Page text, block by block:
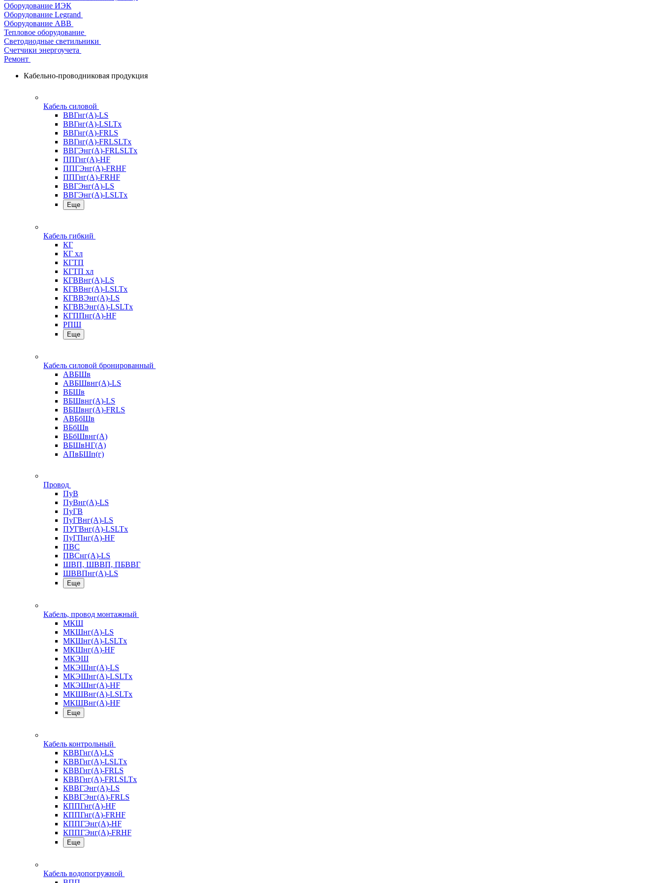
Оборудование ИЭК
Оборудование Legrand
Оборудование АВВ
Тепловое оборудование
Светодиодные светильники
Счетчики энергоучета
Ремонт
Кабельно-проводниковая продукция
Кабель силовой
ВВГнг(А)-LS
ВВГнг(А)-LSLTx
ВВГнг(А)-FRLS
ВВГнг(А)-FRLSLTx
ВВГЭнг(А)-FRLSLTx
ППГнг(А)-HF
ППГЭнг(А)-FRHF
ППГнг(А)-FRHF
ВВГЭнг(А)-LS
ВВГЭнг(А)-LSLTx
Еще
Кабель гибкий
КГ
КГ хл
КГТП
КГТП хл
КГВВнг(А)-LS
КГВВнг(А)-LSLTx
КГВВЭнг(А)-LS
КГВВЭнг(А)-LSLTx
КГППнг(А)-HF
РПШ
Еще
Кабель силовой бронированный
АВБШв
АВБШвнг(А)-LS
ВБШв
ВБШвнг(А)-LS
ВБШвнг(А)-FRLS
АВБбШв
ВБбШв
ВБбШвнг(А)
ВБШвНГ(А)
АПвБШп(г)
Провод
ПуВ
ПуВнг(А)-LS
ПуГВ
ПуГВнг(А)-LS
ПУГВнг(А)-LSLTx
ПуГПнг(А)-HF
ПВС
ПВСнг(А)-LS
ШВП, ШВВП, ПБВВГ
ШВВПнг(А)-LS
Еще
Кабель, провод монтажный
МКШ
МКШнг(А)-LS
МКШнг(А)-LSLTx
МКШнг(А)-HF
МКЭШ
МКЭШнг(А)-LS
МКЭШнг(А)-LSLTx
МКЭШнг(А)-HF
МКШВнг(A)-LSLTx
МКШВнг(А)-HF
Еще
Кабель контрольный
КВВГнг(А)-LS
КВВГнг(А)-LSLTx
КВВГнг(А)-FRLS
КВВГнг(А)-FRLSLTx
КВВГЭнг(А)-LS
КВВГЭнг(А)-FRLS
КППГнг(А)-HF
КППГнг(А)-FRHF
КППГЭнг(А)-HF
КППГЭнг(А)-FRHF
Еще
Кабель водопогружной